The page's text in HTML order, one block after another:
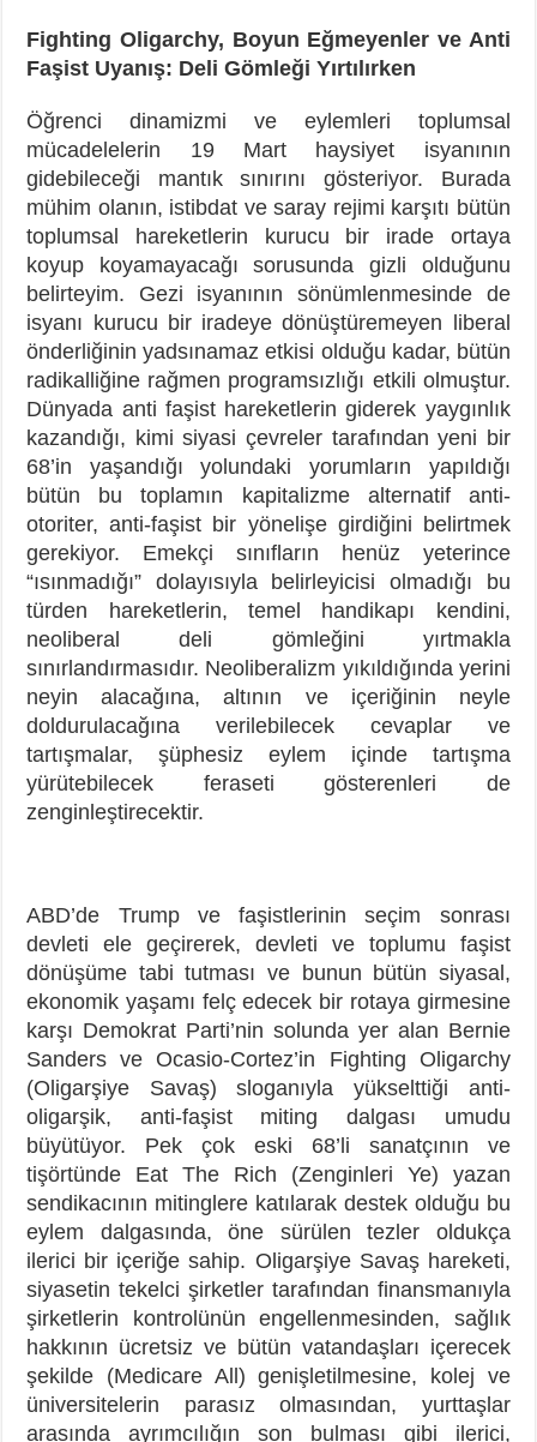
Fighting Oligarchy, Boyun Eğmeyenler ve Anti
Faşist Uyanış: Deli Gömleği Yırtılırken
Öğrenci dinamizmi ve eylemleri toplumsal
mücadelelerin 19 Mart haysiyet isyanının
gidebileceği mantık sınırını gösteriyor. Burada
mühim olanın, istibdat ve saray rejimi karşıtı bütün
toplumsal hareketlerin kurucu bir irade ortaya
koyup koyamayacağı sorusunda gizli olduğunu
belirteyim. Gezi isyanının sönümlenmesinde de
isyanı kurucu bir iradeye dönüştüremeyen liberal
önderliğinin yadsınamaz etkisi olduğu kadar, bütün
radikalliğine rağmen programsızlığı etkili olmuştur.
Dünyada anti faşist hareketlerin giderek yaygınlık
kazandığı, kimi siyasi çevreler tarafından yeni bir
68’in yaşandığı yolundaki yorumların yapıldığı
bütün bu toplamın kapitalizme alternatif anti-
otoriter, anti-faşist bir yönelişe girdiğini belirtmek
gerekiyor. Emekçi sınıfların henüz yeterince
“ısınmadığı” dolayısıyla belirleyicisi olmadığı bu
türden hareketlerin, temel handikapı kendini,
neoliberal deli gömleğini yırtmakla
sınırlandırmasıdır. Neoliberalizm yıkıldığında yerini
neyin alacağına, altının ve içeriğinin neyle
doldurulacağına verilebilecek cevaplar ve
tartışmalar, şüphesiz eylem içinde tartışma
yürütebilecek feraseti gösterenleri de
zenginleştirecektir.
ABD’de Trump ve faşistlerinin seçim sonrası
devleti ele geçirerek, devleti ve toplumu faşist
dönüşüme tabi tutması ve bunun bütün siyasal,
ekonomik yaşamı felç edecek bir rotaya girmesine
karşı Demokrat Parti’nin solunda yer alan Bernie
Sanders ve Ocasio-Cortez’in Fighting Oligarchy
(Oligarşiye Savaş) sloganıyla yükselttiği anti-
oligarşik, anti-faşist miting dalgası umudu
büyütüyor. Pek çok eski 68’li sanatçının ve
tişörtünde Eat The Rich (Zenginleri Ye) yazan
sendikacının mitinglere katılarak destek olduğu bu
eylem dalgasında, öne sürülen tezler oldukça
ilerici bir içeriğe sahip. Oligarşiye Savaş hareketi,
siyasetin tekelci şirketler tarafından finansmanıyla
şirketlerin kontrolünün engellenmesinden, sağlık
hakkının ücretsiz ve bütün vatandaşları içerecek
şekilde (Medicare All) genişletilmesine, kolej ve
üniversitelerin parasız olmasından, yurttaşlar
arasında ayrımcılığın son bulması gibi ilerici,